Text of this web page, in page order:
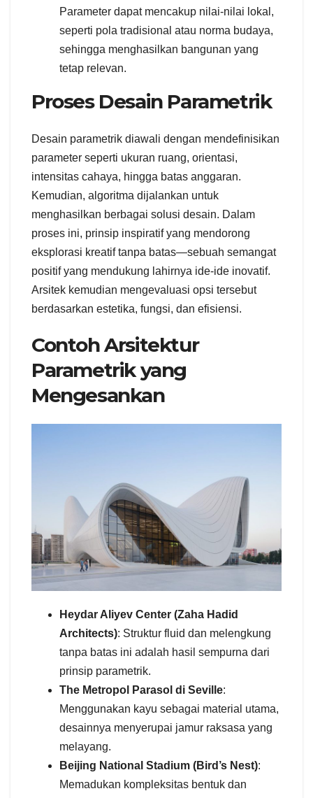
Parameter dapat mencakup nilai-nilai lokal,
seperti pola tradisional atau norma budaya,
sehingga menghasilkan bangunan yang
tetap relevan.
Proses Desain Parametrik
Desain parametrik diawali dengan mendefinisikan
parameter seperti ukuran ruang, orientasi,
intensitas cahaya, hingga batas anggaran.
Kemudian, algoritma dijalankan untuk
menghasilkan berbagai solusi desain. Dalam
proses ini, prinsip inspiratif yang mendorong
eksplorasi kreatif tanpa batas—sebuah semangat
positif yang mendukung lahirnya ide-ide inovatif.
Arsitek kemudian mengevaluasi opsi tersebut
berdasarkan estetika, fungsi, dan efisiensi.
Contoh Arsitektur
Parametrik yang
Mengesankan
Heydar Aliyev Center (Zaha Hadid
Architects): Struktur fluid dan melengkung
tanpa batas ini adalah hasil sempurna dari
prinsip parametrik.
The Metropol Parasol di Seville:
Menggunakan kayu sebagai material utama,
desainnya menyerupai jamur raksasa yang
melayang.
Beijing National Stadium (Bird’s Nest):
Memadukan kompleksitas bentuk dan